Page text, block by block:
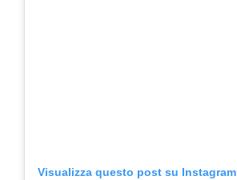
Visualizza questo post su Instagram